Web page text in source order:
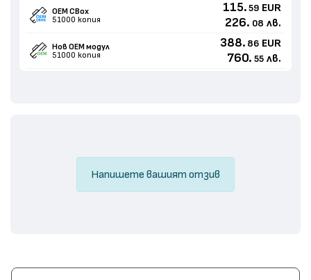
OEM CBox
51000 копия
115. 59 EUR
226. 08 лв.
Нов ОЕМ модул
51000 копия
388. 86 EUR
760. 55 лв.
Напишете вашият отзив